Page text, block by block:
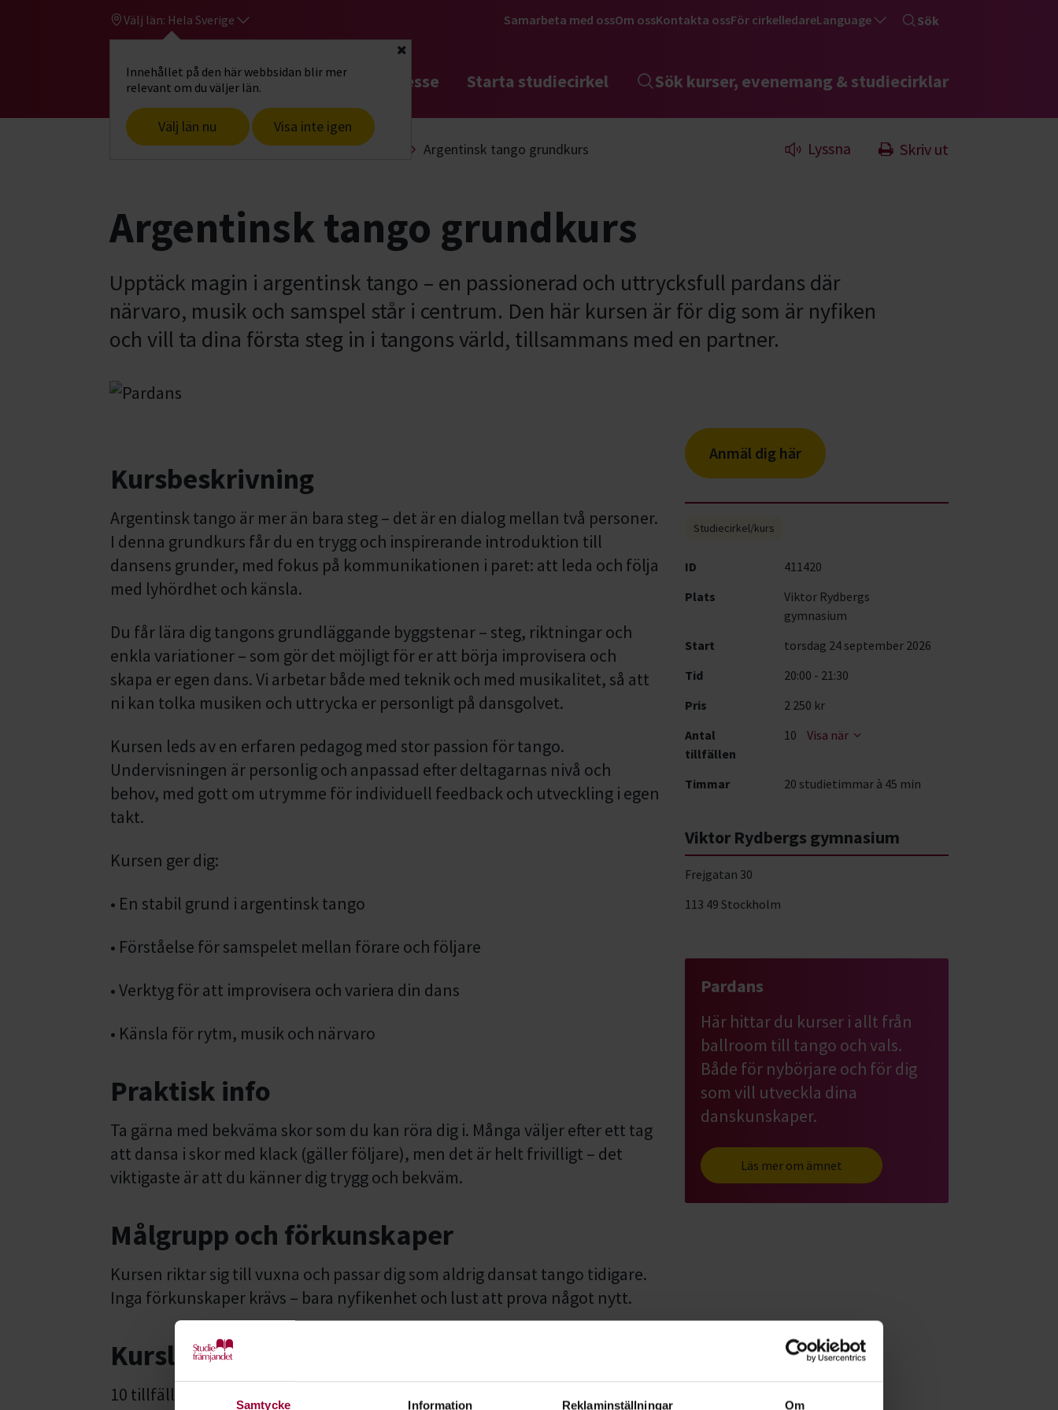
Samtycke Information Reklaminställningar Om
Välj län: Hela Sverige
Innehållet på den här webbsidan blir mer
relevant om du väljer län.
Välj län nu Visa inte igen
Stäng
Samarbeta med ossOm ossKontakta ossFör cirkelledareLanguage Sök
Gå till studiefrämjandets startsidaHitta intresse Starta studiecirkel Sök kurser, evenemang & studiecirklar
Start Hitta intresse Dans & rörelse Pardans Argentinsk tango grundkurs Lyssna Skriv ut
Argentinsk tango grundkurs
Upptäck magin i argentinsk tango – en passionerad och uttrycksfull pardans där
närvaro, musik och samspel står i centrum. Den här kursen är för dig som är nyfiken
och vill ta dina första steg in i tangons värld, tillsammans med en partner.
Kursbeskrivning
Argentinsk tango är mer än bara steg – det är en dialog mellan två personer.
I denna grundkurs får du en trygg och inspirerande introduktion till
dansens grunder, med fokus på kommunikationen i paret: att leda och följa
med lyhördhet och känsla.
Du får lära dig tangons grundläggande byggstenar – steg, riktningar och
enkla variationer – som gör det möjligt för er att börja improvisera och
skapa er egen dans. Vi arbetar både med teknik och med musikalitet, så att
ni kan tolka musiken och uttrycka er personligt på dansgolvet.
Kursen leds av en erfaren pedagog med stor passion för tango.
Undervisningen är personlig och anpassad efter deltagarnas nivå och
behov, med gott om utrymme för individuell feedback och utveckling i egen
takt.
Kursen ger dig:
• En stabil grund i argentinsk tango
• Förståelse för samspelet mellan förare och följare
• Verktyg för att improvisera och variera din dans
• Känsla för rytm, musik och närvaro
Praktisk info
Ta gärna med bekväma skor som du kan röra dig i. Många väljer efter ett tag
att dansa i skor med klack (gäller följare), men det är helt frivilligt – det
viktigaste är att du känner dig trygg och bekväm.
Målgrupp och förkunskaper
Kursen riktar sig till vuxna och passar dig som aldrig dansat tango tidigare.
Inga förkunskaper krävs – bara nyfikenhet och lust att prova något nytt.
Kurslängd
10 tillfällen
Anmäl dig här
Studiecirkel/kurs
ID
411420
Plats
Viktor Rydbergs
gymnasium
Start
torsdag 24 september 2026
Tid
20:00 - 21:30
Pris
2 250 kr
Antal
tillfällen
10 Visa när
Timmar 20 studietimmar à 45 min
Viktor Rydbergs gymnasium
Frejgatan 30
113 49 Stockholm
Pardans
Här hittar du kurser i allt från
ballroom till tango och vals.
Både för nybörjare och för dig
som vill utveckla dina
danskunskaper.
Läs mer om ämnet